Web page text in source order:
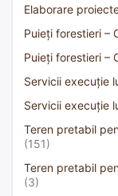
Elaborare
Puieți forestieri –
Puieți forestieri –
Servicii execuție
Servicii execuție
Teren pretabil
(151)
Teren pretabil
(3)